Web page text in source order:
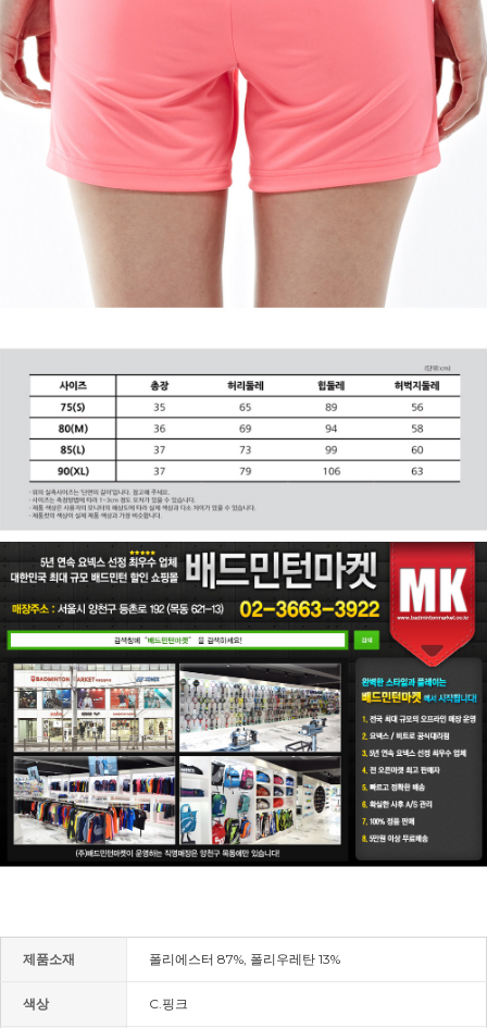
제품소재 폴리에스터 87%, 폴리우레탄 13%
색상 C.핑크